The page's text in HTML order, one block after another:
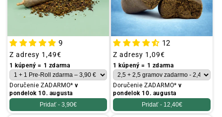
t
k
y
9
Obvyklá
cena
Z adresy 1,49€
1 kúpený = 1 zdarma
Doručenie ZADARMO*v
pondelok 10. augusta
Pridať - 3,90€
12
Obvyklá
cena
Z adresy 1,09€
1 kúpený = 1 zdarma
Doručenie ZADARMO*v
pondelok 10. augusta
Pridať - 12,40€